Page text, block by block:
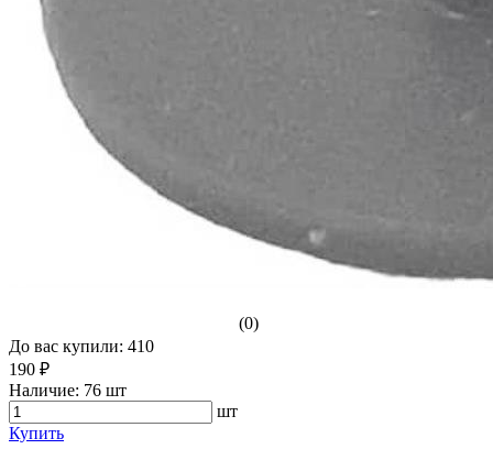
(0)
До вас купили: 410
190 ₽
Наличие: 76 шт
шт
Купить